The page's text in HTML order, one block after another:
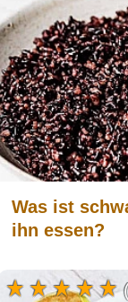
Was ist
ihn essen?